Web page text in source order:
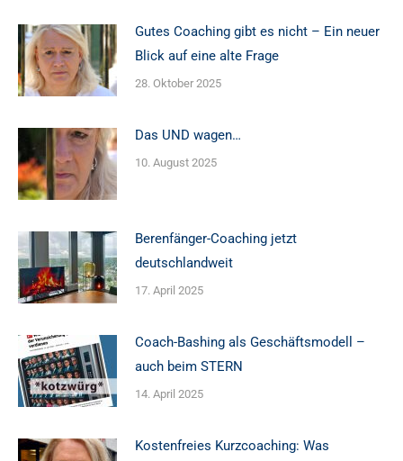
Gutes Coaching gibt es nicht – Ein neuer
Blick auf eine alte Frage
28. Oktober 2025
Das UND wagen…
10. August 2025
Berenfänger-Coaching jetzt
deutschlandweit
17. April 2025
Coach-Bashing als Geschäftsmodell –
auch beim STERN
14. April 2025
Kostenfreies Kurzcoaching: Was